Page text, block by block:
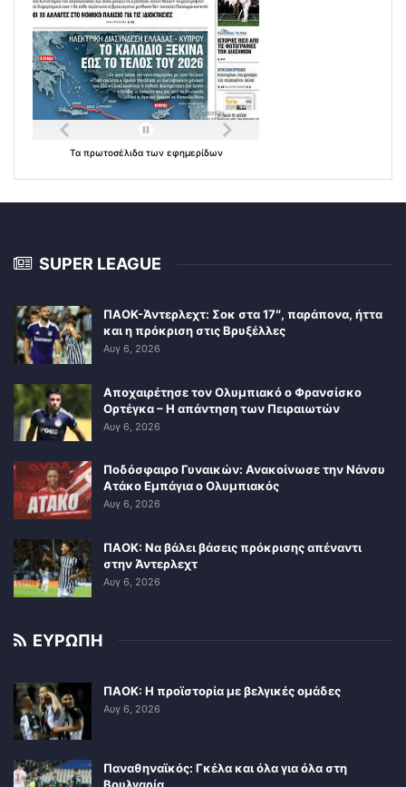
Τα πρωτοσέλιδα των εφημερίδων
SUPER LEAGUE
ΠΑΟΚ-Άντερλεχτ: Σοκ στα 17″, παράπονα, ήττα
και η πρόκριση στις Βρυξέλλες
Αυγ 6, 2026
Αποχαιρέτησε τον Ολυμπιακό ο Φρανσίσκο
Ορτέγκα – Η απάντηση των Πειραιωτών
Αυγ 6, 2026
Ποδόσφαιρο Γυναικών: Ανακοίνωσε την Νάνσυ
Ατάκο Εμπάγια ο Ολυμπιακός
Αυγ 6, 2026
ΠΑΟΚ: Να βάλει βάσεις πρόκρισης απέναντι
στην Άντερλεχτ
Αυγ 6, 2026
ΕΥΡΩΠΗ
ΠΑΟΚ: Η προϊστορία με βελγικές ομάδες
Αυγ 6, 2026
Παναθηναϊκός: Γκέλα και όλα για όλα στη